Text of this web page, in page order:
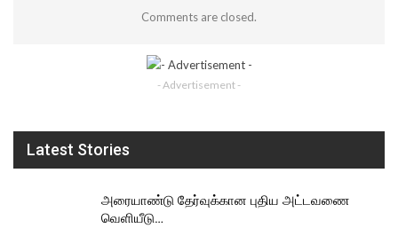
Comments are closed.
- Advertisement -
Latest Stories
அரையாண்டு தேர்வுக்கான புதிய அட்டவணை
வெளியீடு…